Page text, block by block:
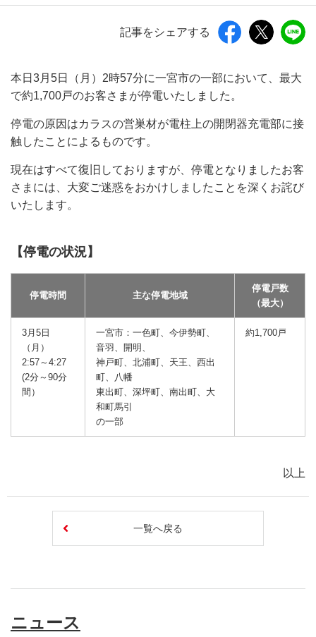
記事をシェアする
本日3月5日（月）2時57分に一宮市の一部において、最大
で約1,700戸のお客さまが停電いたしました。
停電の原因はカラスの営巣材が電柱上の開閉器充電部に接
触したことによるものです。
現在はすべて復旧しておりますが、停電となりましたお客
さまには、大変ご迷惑をおかけしましたことを深くお詫び
いたします。
【停電の状況】
停電時間 主な停電地域
停電戸数
（最大）
3月5日
（月）
2:57～4:27
(2分～90分
間）
一宮市：一色町、今伊勢町、
音羽、開明、
神戸町、北浦町、天王、西出
町、八幡
東出町、深坪町、南出町、大
和町馬引
の一部
約1,700戸
以上
一覧へ戻る
ニュース